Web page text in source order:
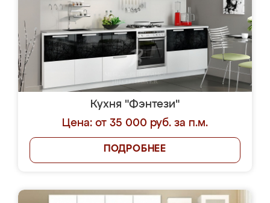
Кухня "Фэнтези"
Цена: от 35 000 руб. за п.м.
ПОДРОБНЕЕ